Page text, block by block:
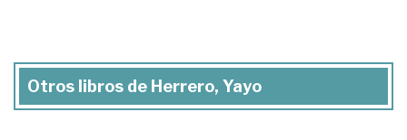
Otros libros de Herrero, Yayo